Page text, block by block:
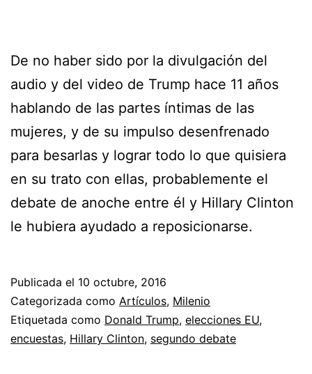
De no haber sido por la divulgación del
audio y del video de Trump hace 11 años
hablando de las partes íntimas de las
mujeres, y de su impulso desenfrenado
para besarlas y lograr todo lo que quisiera
en su trato con ellas, probablemente el
debate de anoche entre él y Hillary Clinton
le hubiera ayudado a reposicionarse.
Publicada el 10 octubre, 2016
Categorizada como Artículos, Milenio
Etiquetada como Donald Trump, elecciones EU,
encuestas, Hillary Clinton, segundo debate